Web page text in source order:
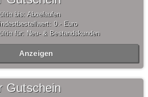
bis: Abgelaufen
0,- Euro
für: Neu- & Bestandskunden
Anzeigen
Gutschein